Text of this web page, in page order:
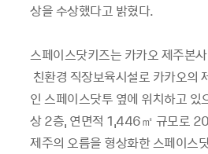
상을 수상했다고 밝혔다.
스페이스닷키즈는 카카오 제주본
친환경 직장보육시설로 카카오의
인 스페이스닷투 옆에 위치하고 있
상2층, 연면적 1,446㎡ 규모로
제주의 오름을 형상화한 스페이스